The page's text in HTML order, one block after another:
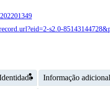
s2.0-
Informação